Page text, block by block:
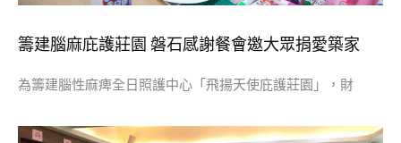
籌建腦麻庇護莊園 磐石感謝餐會邀大眾捐愛築家
為籌建腦性麻痺全日照護中心「飛揚天使庇護莊園」，財